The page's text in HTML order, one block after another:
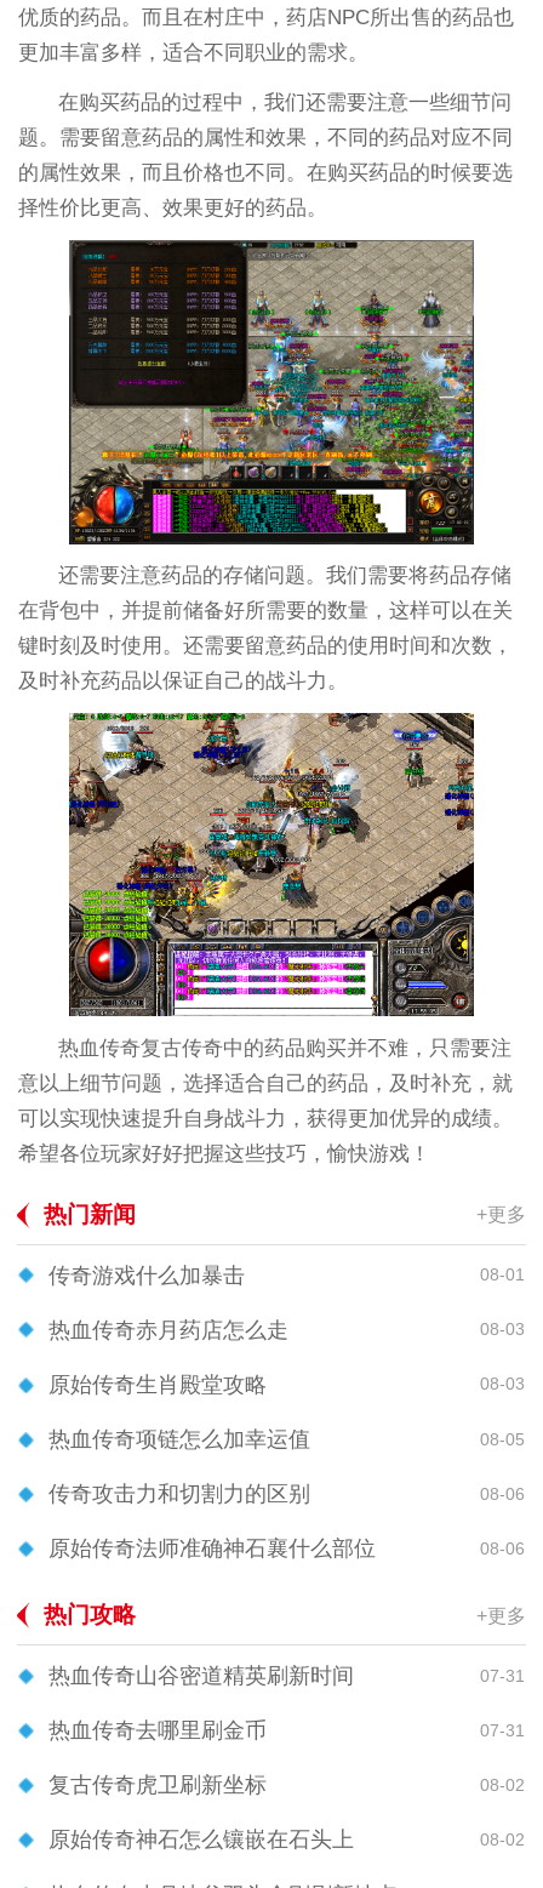
优质的药品。而且在村庄中，药店NPC所出售的药品也
更加丰富多样，适合不同职业的需求。
在购买药品的过程中，我们还需要注意一些细节问
题。需要留意药品的属性和效果，不同的药品对应不同
的属性效果，而且价格也不同。在购买药品的时候要选
择性价比更高、效果更好的药品。
还需要注意药品的存储问题。我们需要将药品存储
在背包中，并提前储备好所需要的数量，这样可以在关
键时刻及时使用。还需要留意药品的使用时间和次数，
及时补充药品以保证自己的战斗力。
热血传奇复古传奇中的药品购买并不难，只需要注
意以上细节问题，选择适合自己的药品，及时补充，就
可以实现快速提升自身战斗力，获得更加优异的成绩。
希望各位玩家好好把握这些技巧，愉快游戏！
热门新闻 +更多
传奇游戏什么加暴击 08-01
热血传奇赤月药店怎么走 08-03
原始传奇生肖殿堂攻略 08-03
热血传奇项链怎么加幸运值 08-05
传奇攻击力和切割力的区别 08-06
原始传奇法师准确神石襄什么部位 08-06
热门攻略 +更多
热血传奇山谷密道精英刷新时间 07-31
热血传奇去哪里刷金币 07-31
复古传奇虎卫刷新坐标 08-02
原始传奇神石怎么镶嵌在石头上 08-02